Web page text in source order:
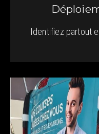
Identifiez partout